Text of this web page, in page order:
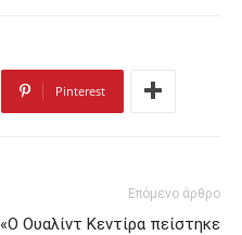
Pinterest
Επόμενο άρθρο
«Ο Ουαλίντ Κεντίρα πείστηκε